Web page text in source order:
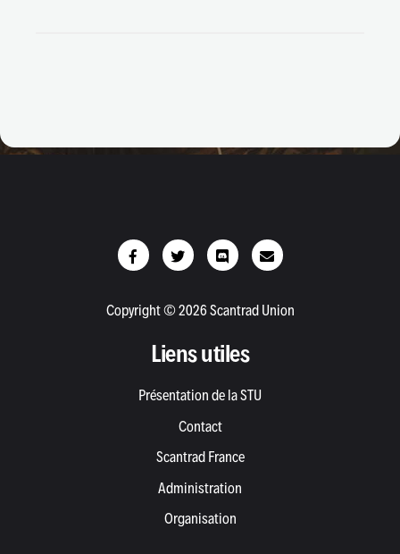
Copyright © 2026 Scantrad Union
Liens utiles
Présentation de la STU
Contact
Scantrad France
Administration
Organisation